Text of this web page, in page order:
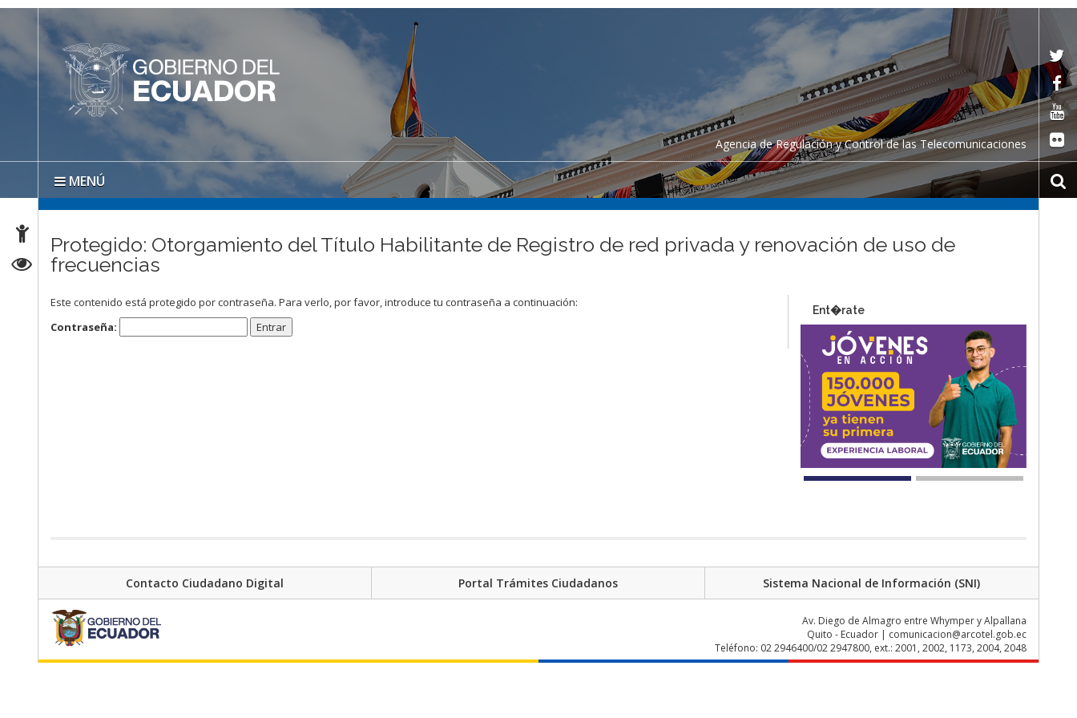
Agencia de Regulación y Control de las Telecomunicaciones
MENÚ
Protegido: Otorgamiento del Título Habilitante de Registro de red privada y renovación de uso de
frecuencias
Este contenido está protegido por contraseña. Para verlo, por favor, introduce tu contraseña a continuación:
Contraseña:
Ent�rate
Contacto Ciudadano Digital Portal Trámites Ciudadanos Sistema Nacional de Información (SNI)
Av. Diego de Almagro entre Whymper y Alpallana
Quito - Ecuador | comunicacion@arcotel.gob.ec
Teléfono: 02 2946400/02 2947800, ext.: 2001, 2002, 1173, 2004, 2048